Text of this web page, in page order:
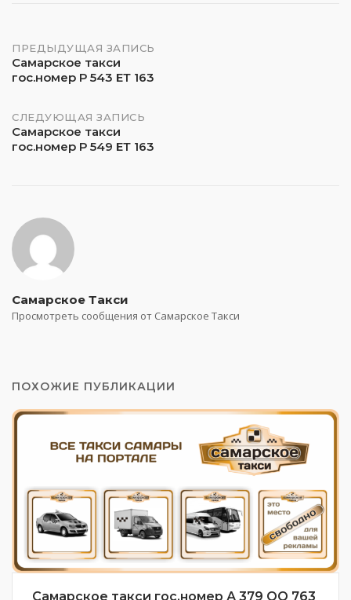
Навигация
по
записям
ПРЕДЫДУЩАЯ ЗАПИСЬ
Самарское такси
гос.номер Р 543 ЕТ 163
СЛЕДУЮЩАЯ ЗАПИСЬ
Самарское такси
гос.номер Р 549 ЕТ 163
Самарское Такси
Просмотреть сообщения от Самарское Такси
ПОХОЖИЕ ПУБЛИКАЦИИ
Самарское такси гос.номер А 379 ОО 763